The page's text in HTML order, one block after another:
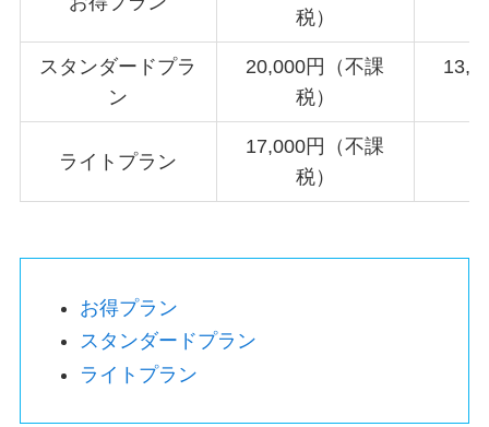
税）
スタンダードプラ
ン
20,000円（不課
税）
ライトプラン
17,000円（不課
税）
お得プラン
スタンダードプラン
ライトプラン